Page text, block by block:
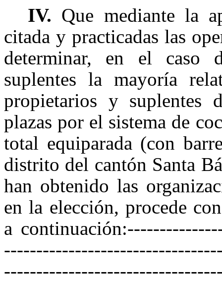
IV. Que mediante la
citada y practicadas las
determinar, en el caso
suplentes la mayoría
propietarios y suplentes
plazas por el sistema de
total equiparada (con
distrito del cantón Santa
han obtenido las
en la elección, procede
a